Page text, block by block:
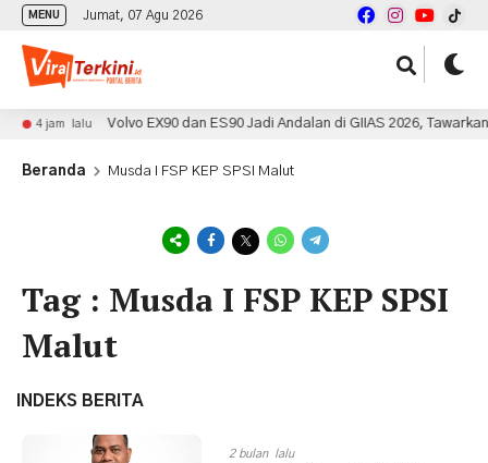
MENU Jumat, 07 Agu 2026
4 jam lalu Volvo EX90 dan ES90 Jadi Andalan di GIIAS 2026,
Beranda ​Musda I FSP KEP SPSI Malut
Tag : ​Musda I FSP KEP SPSI
Malut
INDEKS BERITA
2 bulan lalu